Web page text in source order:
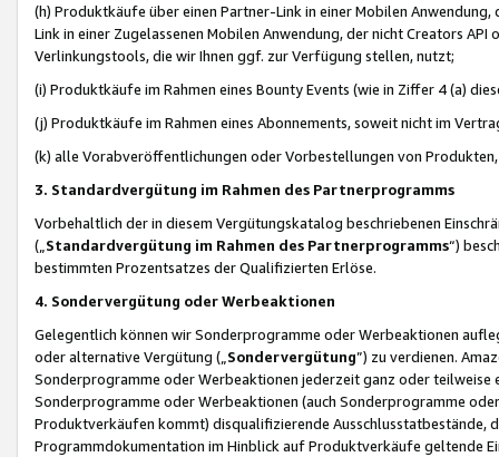
(h) Produktkäufe über einen Partner-Link in einer Mobilen
Link in einer Zugelassenen Mobilen Anwendung, der nicht Creators
Verlinkungstools, die wir Ihnen ggf. zur Verfügung stellen, nutzt;
(i) Produktkäufe im Rahmen eines Bounty Events (wie in Ziffer 4 (a)
(j) Produktkäufe im Rahmen eines Abonnements, soweit nicht im
(k) alle Vorabveröffentlichungen oder Vorbestellungen von
3. Standardvergütung im Rahmen des Partnerprogramms
Vorbehaltlich der in diesem Vergütungskatalog beschriebenen
(„ Standardvergütung im Rahmen des Partnerprogramms“)
bestimmten Prozentsatzes der Qualifizierten Erlöse.
4. Sondervergütung oder Werbeaktionen
Gelegentlich können wir Sonderprogramme oder Werbeaktionen
oder alternative Vergütung („ Sondervergütung”) zu verdienen.
Sonderprogramme oder Werbeaktionen jederzeit ganz oder
Sonderprogramme oder Werbeaktionen (auch Sonderprogramme
Produktverkäufen kommt) disqualifizierende Ausschlusstatbestände,
Programmdokumentation im Hinblick auf Produktverkäufe geltende